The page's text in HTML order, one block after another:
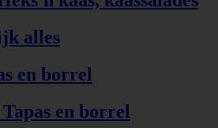
alles
en borrel
en borrel